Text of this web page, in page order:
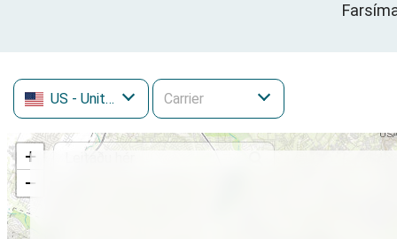
US - United States
+
−